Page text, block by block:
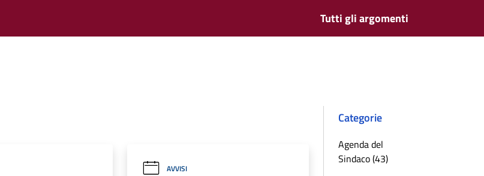
Tutti gli argomenti
AVVISI
Categorie
Agenda del
Sindaco (43)